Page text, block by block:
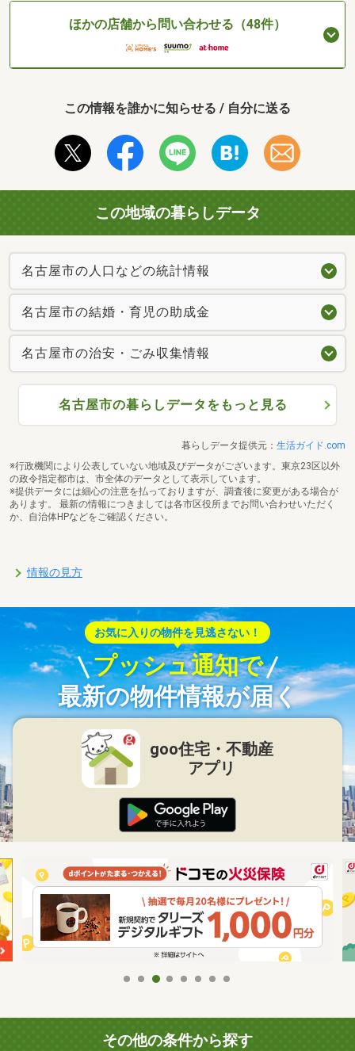
ほかの店舗から問い合わせる（48件）
この情報を誰かに知らせる / 自分に送る
この地域の暮らしデータ
名古屋市の人口などの統計情報
名古屋市の結婚・育児の助成金
名古屋市の治安・ごみ収集情報
名古屋市の暮らしデータをもっと見る
暮らしデータ提供元： 生活ガイド.com
※行政機関により公表していない地域及びデータがございます。東京23区以外
の政令指定都市は、市全体のデータとして表示しています。
※提供データには細心の注意を払っておりますが、調査後に変更がある場合が
あります。 最新の情報につきましては各市区役所までお問い合わせいただく
か、自治体HPなどをご確認ください。
情報の見方
お気に入りの物件を見逃さない！
プッシュ通知で
最新の物件情報が届く
goo住宅・不動産
アプリ
その他の条件から探す